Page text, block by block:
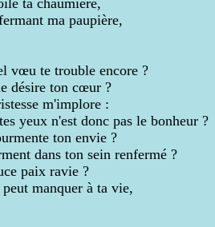
ma paupière,
vœu te trouble encore ?
désire ton cœur ?
m'implore :
yeux n'est donc pas le bonheur ?
ton envie ?
dans ton sein renfermé ?
paix ravie ?
manquer à ta vie,